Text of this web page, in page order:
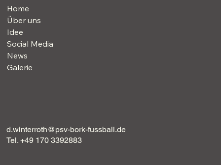
d.winterroth@psv-bork-fussball.de
Tel. +49 170 3392883
Home
Über uns
Idee
Social Media
News
Galerie